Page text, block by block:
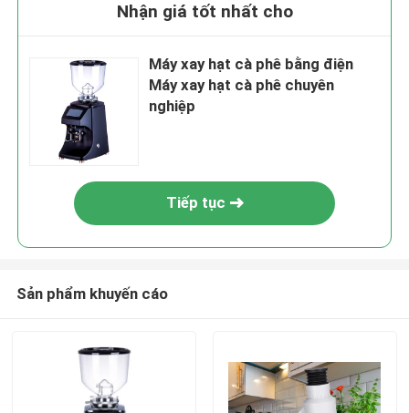
Nhận giá tốt nhất cho
Máy xay hạt cà phê bằng điện
Máy xay hạt cà phê chuyên
nghiệp
Tiếp tục
Sản phẩm khuyến cáo